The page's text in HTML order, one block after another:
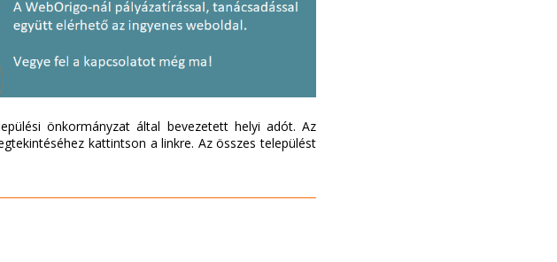
önkormányzat által bevezetett helyi adót. Az
kattintson a linkre. Az összes települést